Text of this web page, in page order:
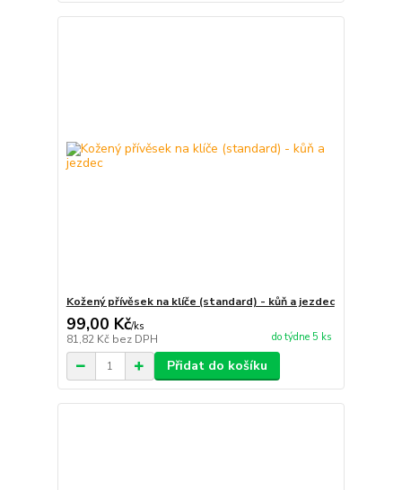
Kožený přívěsek na klíče (standard) - kůň a jezdec
99,00 Kč/ks
81,82 Kč bez DPH do týdne 5 ks
Přidat do košíku